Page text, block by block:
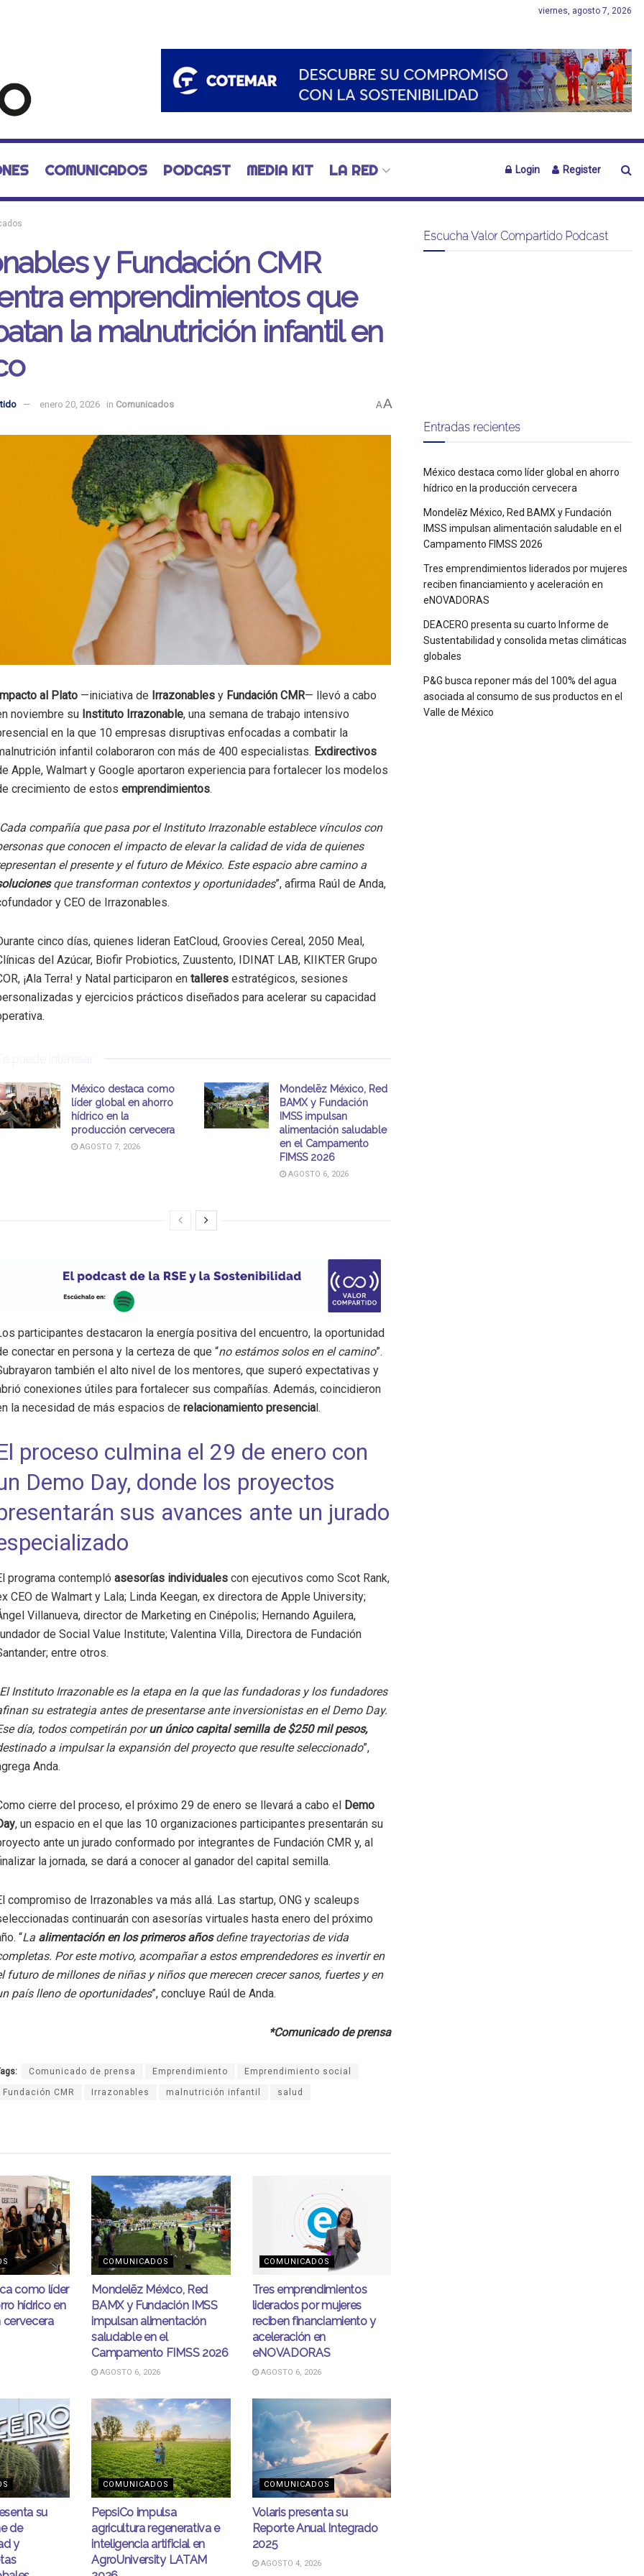
viernes, agosto 7, 2026
COMUNICADOS PODCAST MEDIA KIT LA RED Login Register
y Fundación CMR
emprendimientos que
la malnutrición infantil en
enero 20, 2026 in Comunicados AA
al Plato —iniciativa de Irrazonables y Fundación CMR— llevó a cabo
noviembre su Instituto Irrazonable, una semana de trabajo intensivo
en la que 10 empresas disruptivas enfocadas a combatir la
infantil colaboraron con más de 400 especialistas. Exdirectivos
Apple, Walmart y Google aportaron experiencia para fortalecer los modelos
crecimiento de estos emprendimientos.
Cada compañía que pasa por el Instituto Irrazonable establece vínculos con
que conocen el impacto de elevar la calidad de vida de quienes
el presente y el futuro de México. Este espacio abre camino a
que transforman contextos y oportunidades”, afirma Raúl de Anda,
y CEO de Irrazonables.
cinco días, quienes lideran EatCloud, Groovies Cereal, 2050 Meal,
del Azúcar, Biofir Probiotics, Zuustento, IDINAT LAB, KIIKTER Grupo
¡Ala Terra! y Natal participaron en talleres estratégicos, sesiones
y ejercicios prácticos diseñados para acelerar su capacidad
puede interesar
México destaca como
líder global en ahorro
hídrico en la
producción cervecera
AGOSTO 7, 2026
Mondelēz México, Red
BAMX y Fundación
IMSS impulsan
alimentación saludable
en el Campamento
FIMSS 2026
AGOSTO 6, 2026
participantes destacaron la energía positiva del encuentro, la oportunidad
conectar en persona y la certeza de que “no estámos solos en el camino”.
también el alto nivel de los mentores, que superó expectativas y
conexiones útiles para fortalecer sus compañías. Además, coincidieron
la necesidad de más espacios de relacionamiento presencial.
proceso culmina el 29 de enero con
Demo Day, donde los proyectos
sus avances ante un jurado
programa contempló asesorías individuales con ejecutivos como Scot Rank,
CEO de Walmart y Lala; Linda Keegan, ex directora de Apple University;
Villanueva, director de Marketing en Cinépolis; Hernando Aguilera,
de Social Value Institute; Valentina Villa, Directora de Fundación
entre otros.
El Instituto Irrazonable es la etapa en la que las fundadoras y los fundadores
su estrategia antes de presentarse ante inversionistas en el Demo Day.
día, todos competirán porun único capital semilla de $250 mil pesos,
a impulsar la expansión del proyecto que resulte seleccionado”,
Anda.
cierre del proceso, el próximo 29 de enero se llevará a cabo el
Demo
, un espacio en el que las 10 organizaciones participantes presentarán su
ante un jurado conformado por integrantes de Fundación CMR y, al
la jornada, se dará a conocer al ganador del capital semilla.
compromiso de Irrazonables va más allá. Las startup, ONG y scaleups
continuarán con asesorías virtuales hasta enero del próximo
“La alimentación en los primeros añosdefine trayectorias de vida
Por este motivo, acompañar a estos emprendedores es invertir en
futuro de millones de niñas y niños que merecen crecer sanos, fuertes y en
país lleno de oportunidades”, concluye Raúl de Anda.
*Comunicado de prensa
Comunicado de prensa Emprendimiento Emprendimiento social
Fundación CMR Irrazonables malnutrición infantil salud
como líder
hídrico en
COMUNICADOS
Mondelēz México, Red
BAMX y Fundación IMSS
impulsan alimentación
saludable en el
Campamento FIMSS 2026
AGOSTO 6, 2026
COMUNICADOS
Tres emprendimientos
liderados por mujeres
reciben financiamiento y
aceleración en
eNOVADORAS
AGOSTO 6, 2026
su
de
y
COMUNICADOS
PepsiCo impulsa
agricultura regenerativa e
inteligencia artificial en
AgroUniversity LATAM
COMUNICADOS
Volaris presenta su
Reporte Anual Integrado
2025
AGOSTO 4, 2026
Escucha Valor Compartido Podcast
Entradas recientes
México destaca como líder global en ahorro
hídrico en la producción cervecera
Mondelēz México, Red BAMX y Fundación
IMSS impulsan alimentación saludable en el
Campamento FIMSS 2026
Tres emprendimientos liderados por mujeres
reciben financiamiento y aceleración en
eNOVADORAS
DEACERO presenta su cuarto Informe de
Sustentabilidad y consolida metas climáticas
globales
P&G busca reponer más del 100% del agua
asociada al consumo de sus productos en el
Valle de México